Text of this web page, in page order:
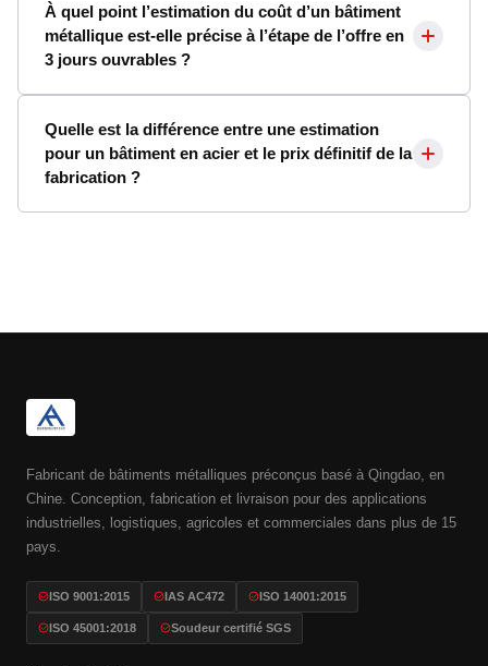
À quel point l’estimation du coût d’un bâtiment
métallique est-elle précise à l’étape de l’offre en
3 jours ouvrables ?
Quelle est la différence entre une estimation
pour un bâtiment en acier et le prix définitif de la
fabrication ?
Fabricant de bâtiments métalliques préconçus basé à Qingdao, en
Chine. Conception, fabrication et livraison pour des applications
industrielles, logistiques, agricoles et commerciales dans plus de 15
pays.
ISO 9001:2015 IAS AC472 ISO 14001:2015
ISO 45001:2018 Soudeur certifié SGS